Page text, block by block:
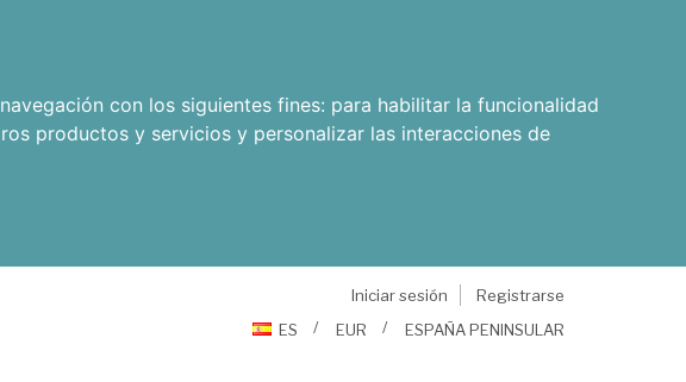
con los siguientes fines: para habilitar la funcionalidad
productos y servicios y personalizar las interacciones de
Iniciar sesión
Registrarse
ES
EUR ESPAÑA PENINSULAR